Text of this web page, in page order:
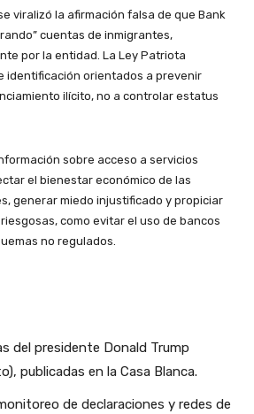
viralizó la afirmación falsa de que Bank
cuentas de inmigrantes,
por la entidad. La Ley Patriota
identificación orientados a prevenir
ilícito, no a controlar estatus
sobre acceso a servicios
el bienestar económico de las
generar miedo injustificado y propiciar
como evitar el uso de bancos
no regulados.
del presidente Donald Trump
publicadas en la Casa Blanca.
de declaraciones y redes de